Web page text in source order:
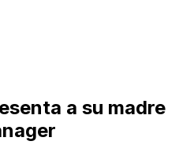
a su madre